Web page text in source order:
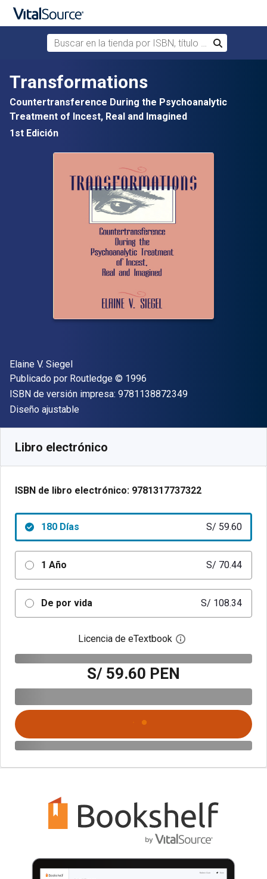
Saltar al contenido principal
Buscar en la tienda por ISBN, título o autor
Buscar
Transformations
Countertransference During the Psychoanalytic
Treatment of Incest, Real and Imagined
1st Edición
Autor(es)
Elaine V. Siegel
Editor
Publicado por Routledge Copyright
© 1996
ISBN de versión impresa: 9781138872349"ISBN-13
Formato
Diseño ajustable
Libro electrónico
ISBN de libro electrónico: 9781317737322
180 Días S/ 59.60
1 Año S/ 70.44
De por vida S/ 108.34
Licencia de eTextbook Abre el cuadro de
S/ 59.60 PEN